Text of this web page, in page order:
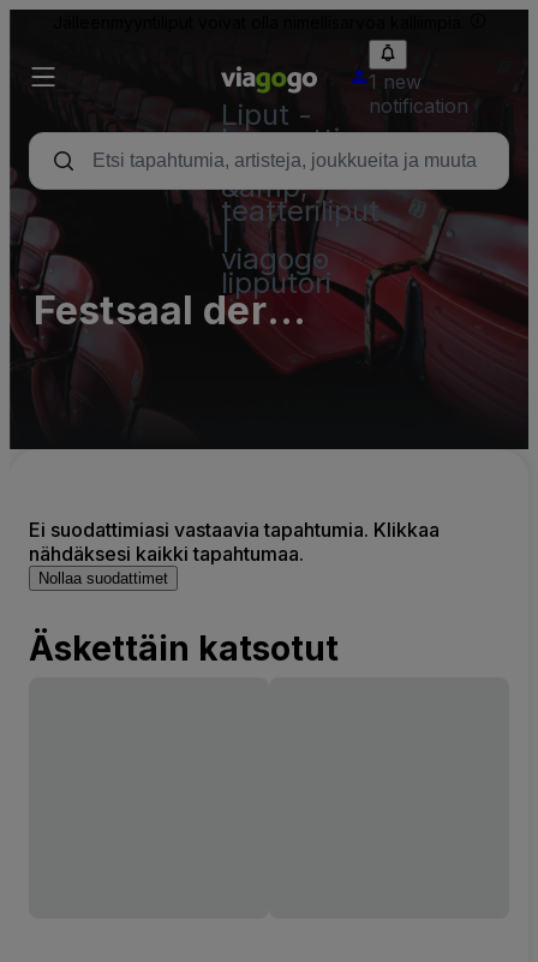
Liput -
konsertti,
urheilu
&amp;
teatteriliput
viagogo
lipputori
1 new
notification
Festsaal der
Kavaliershäuser
Ei suodattimiasi vastaavia tapahtumia. Klikkaa
nähdäksesi kaikki tapahtumaa.
Nollaa suodattimet
Äskettäin katsotut